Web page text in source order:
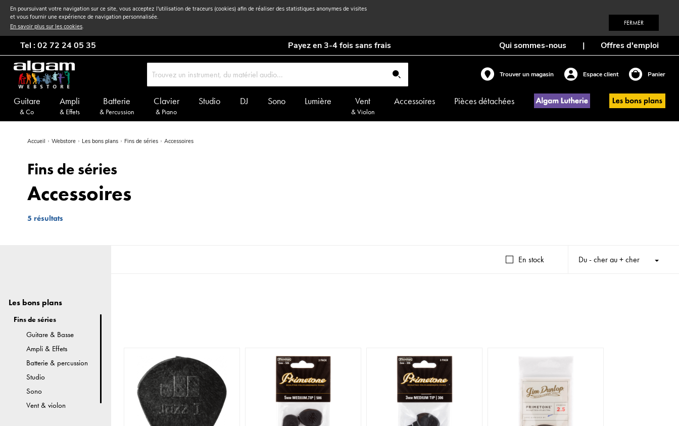
En poursuivant votre navigation sur ce site, vous acceptez l'utilisation de traceurs (cookies) afin de réaliser des statistiques anonymes de visites
et vous fournir une expérience de navigation personnalisée.
En savoir plus sur les cookies. FERMER
Tel : 02 72 24 05 35 Payez en 3-4 fois sans frais Qui sommes-nous | Offres d'emploi
Trouver un magasin Espace client Panier
Guitare
& Co
Ampli
& Effets
Batterie
& Percussion
Clavier
& Piano
Studio DJ Sono Lumière Vent
& Violon
Accessoires Pièces détachées
Accueil Webstore Les bons plans Fins de séries Accessoires
Fins de séries
Accessoires
5 résultats
Du - cher au + cher
En stock
Les bons plans
Fins de séries
Guitare & Basse
Ampli & Effets
Batterie & percussion
Studio
Sono
Vent & violon